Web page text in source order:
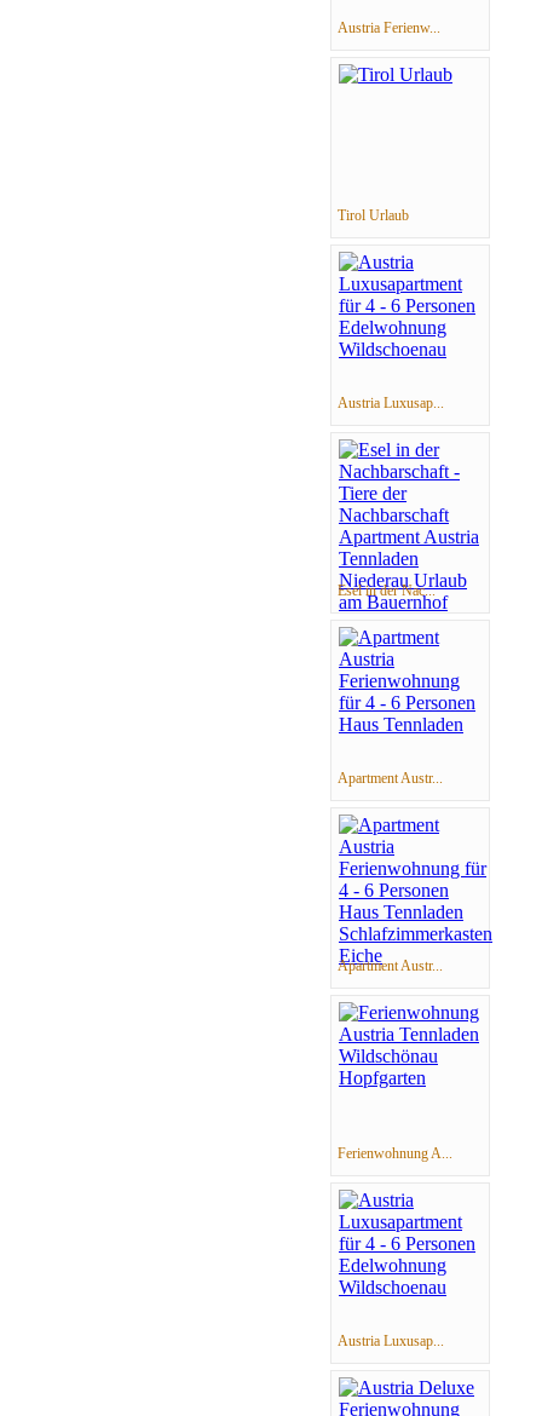
Austria Ferienw...
Tirol Urlaub
Austria Luxusap...
Esel in der Nac...
Apartment Austr...
Apartment Austr...
Ferienwohnung A...
Austria Luxusap...